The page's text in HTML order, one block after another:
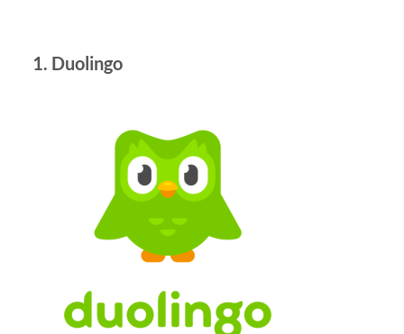
1. Duolingo